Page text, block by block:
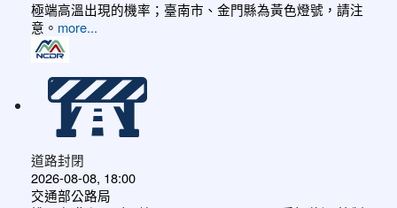
極端高溫出現的機率；臺南市、金門縣為黃色燈號，請注
意。 more...
道路封閉
2026-08-08, 18:00
交通部公路局